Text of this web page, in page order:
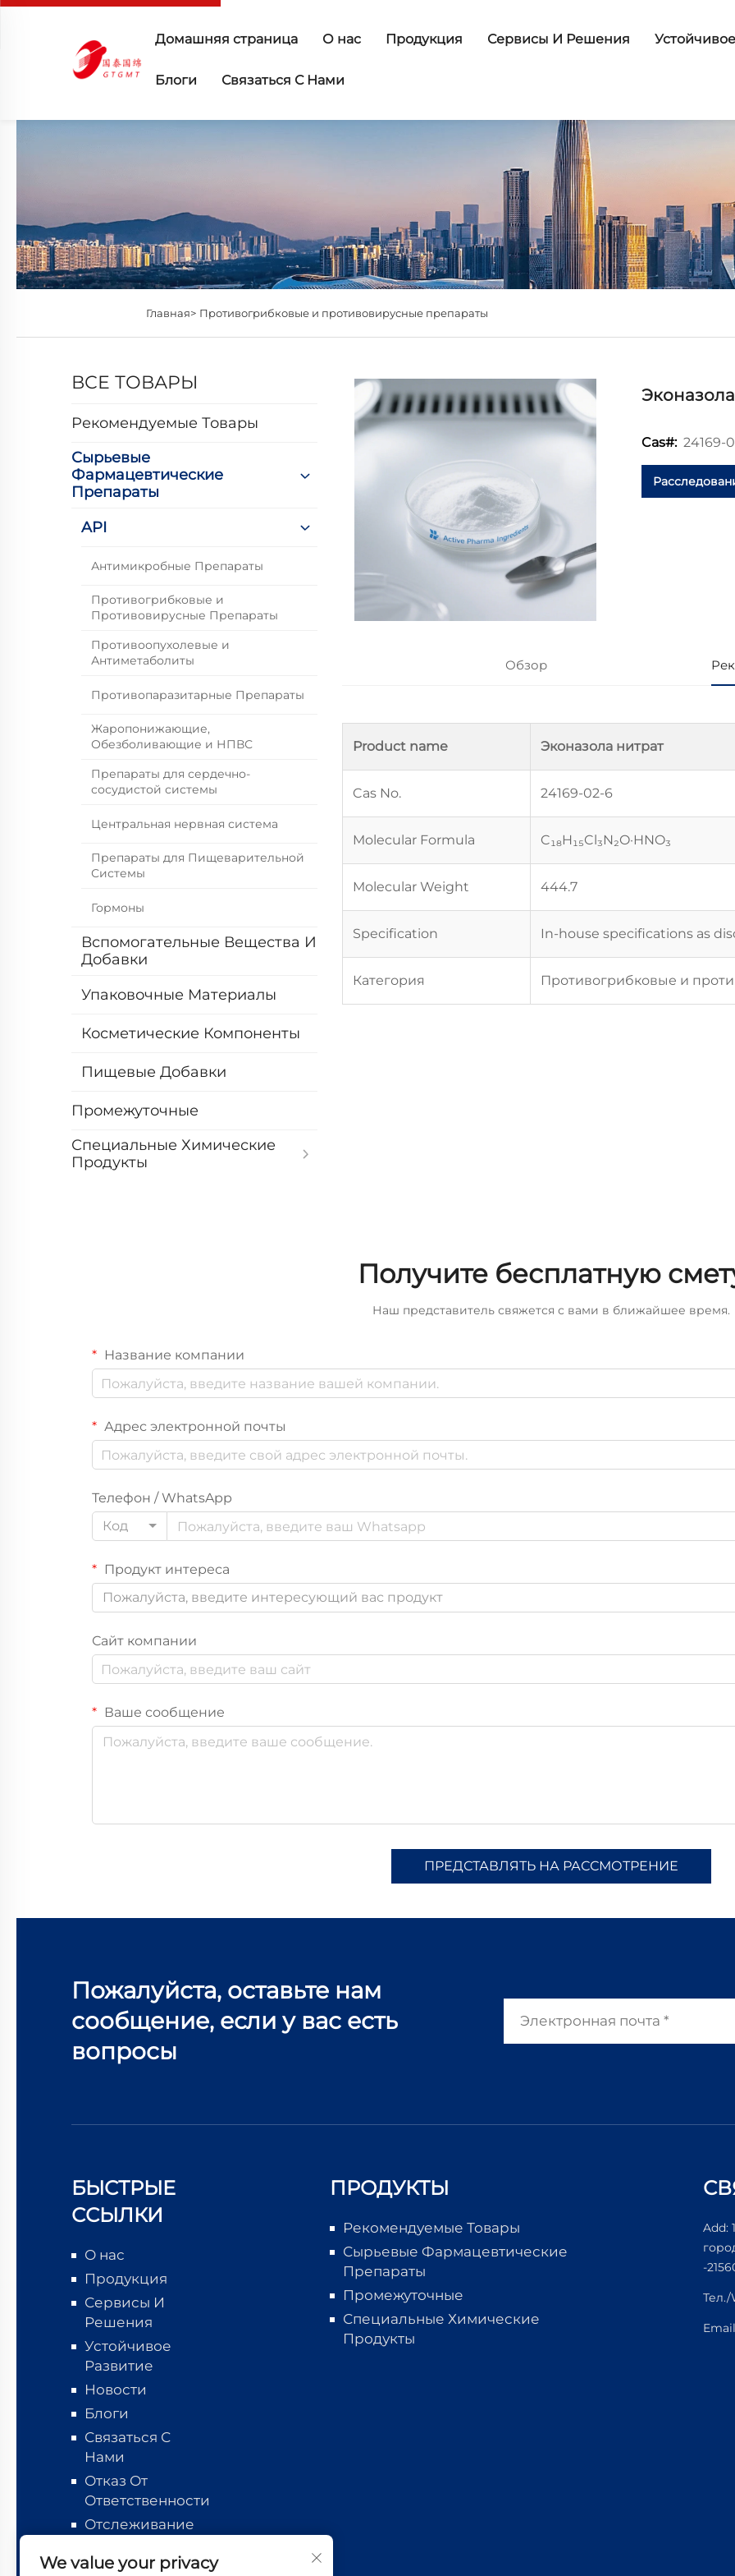
Домашняя страница О нас Продукция Сервисы И Решения
Блоги Связаться С Нами
Главная> Противогрибковые и противовирусные препараты
ВСЕ ТОВАРЫ
Рекомендуемые Товары
Сырьевые
Фармацевтические
Препараты
API
Антимикробные Препараты
Противогрибковые и
Противовирусные Препараты
Противоопухолевые и
Антиметаболиты
Противопаразитарные Препараты
Жаропонижающие,
Обезболивающие и НПВС
Препараты для сердечно-
сосудистой системы
Центральная нервная система
Препараты для Пищеварительной
Системы
Гормоны
Вспомогательные Вещества И
Добавки
Упаковочные Материалы
Косметические Компоненты
Пищевые Добавки
Промежуточные
Специальные Химические
Продукты
Cas#: 24169-
Обзор
Product name Эконазола нитрат
Cas No. 24169-02-6
Molecular Formula C₁₈H₁₅Cl₃N₂O·HNO₃
Molecular Weight 444.7
Specification In-house specifications as
Категория Противогрибковые и
Получите бесплатную
Наш представитель свяжется с вами в ближайшее время.
Название компании
Адрес электронной почты
Телефон / WhatsApp
Код
Продукт интереса
Пожалуйста, введите интересующий вас продукт
Сайт компании
Ваше сообщение
ПРЕДСТАВЛЯТЬ НА РАССМОТРЕНИЕ
Пожалуйста, оставьте нам
сообщение, если у вас есть
вопросы
БЫСТРЫЕ
ССЫЛКИ
О нас
Продукция
Сервисы И
Решения
Устойчивое
Развитие
Новости
Блоги
Связаться С
Нами
Отказ От
Ответственности
Отслеживание
ПРОДУКТЫ
Рекомендуемые Товары
Сырьевые Фармацевтические
Препараты
Промежуточные
Специальные Химические
Продукты
Add:
-
Тел./
We value your privacy